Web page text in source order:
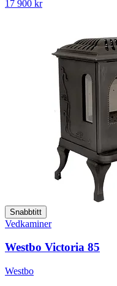
17 900 kr
Snabbtitt
Vedkaminer
Westbo Victoria 85
Westbo